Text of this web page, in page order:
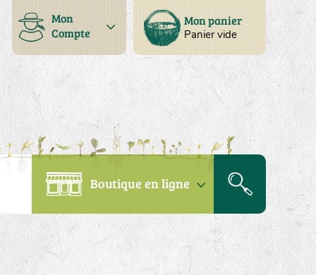
Mon panier
Panier vide
Mon
Compte
Boutique en ligne